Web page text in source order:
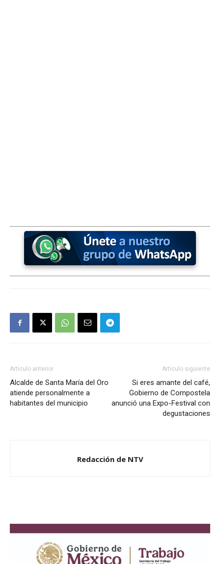
Artículo anterior
Alcalde de Santa María del Oro
atiende personalmente a
habitantes del municipio
Artículo siguiente
Si eres amante del café,
Gobierno de Compostela
anunció una Expo-Festival con
degustaciones
Redacción de NTV